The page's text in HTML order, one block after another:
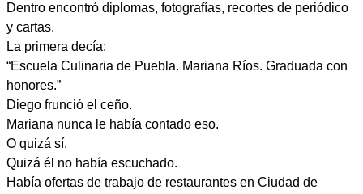
Dentro encontró diplomas, fotografías, recortes de periódico
y cartas.
La primera decía:
“Escuela Culinaria de Puebla. Mariana Ríos. Graduada con
honores.”
Diego frunció el ceño.
Mariana nunca le había contado eso.
O quizá sí.
Quizá él no había escuchado.
Había ofertas de trabajo de restaurantes en Ciudad de